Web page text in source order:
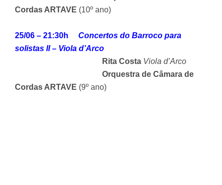
Cordas ARTAVE (10º ano)
25/06 – 21:30h Concertos do Barroco para
solistas II – Viola d’Arco
Rita Costa Viola d’Arco
Orquestra de Câmara de
Cordas ARTAVE (9º ano)